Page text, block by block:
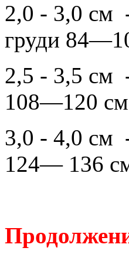
2,0 - 3,0 см
груди
2,5 - 3,5 см
108—120
3,0 - 4,0 см
124— 136